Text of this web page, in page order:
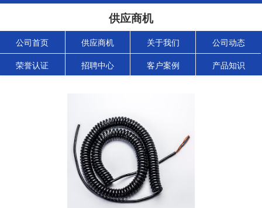
供应商机
公司首页 供应商机 关于我们 公司动态
荣誉认证 招聘中心 客户案例 产品知识